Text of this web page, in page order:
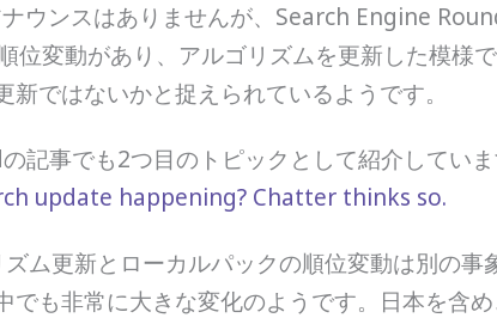
ウンスはありませんが、Search Engine
位変動があり、アルゴリズムを更新した模様
新ではないかと捉えられているようです。
記事でも2つ目のトピックとして紹介していま
update happening? Chatter thinks so.
ム更新とローカルパックの順位変動は別の
でも非常に大きな変化のようです。日本を含